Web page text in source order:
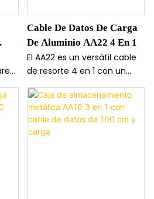
Cable De Datos De Carga
De Aluminio AA22 4 En 1
El AA22 es un versátil cable
de resorte 4 en 1 con un
práctico indicador LED de
carga y un diseño retráctil
antienredos. Fabricado con
aleación de zinc resistente y
TPE suave, se extiende